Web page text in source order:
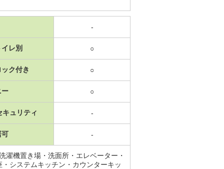
-
レ別 ○
ク付き ○
ー ○
キュリティ -
可 -
濯機置き場・洗面所・エレベーター・
システムキッチン・カウンターキッ